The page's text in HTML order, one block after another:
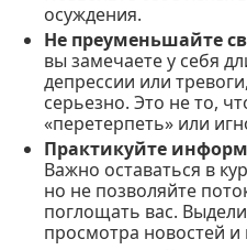
осуждения.
Не преуменьшайте
вы замечаете у себя
депрессии или
серьезно. Это не то,
«перетерпеть» или
Практикуйте
Важно оставаться в
но не позволяйте
поглощать вас.
просмотра новостей и